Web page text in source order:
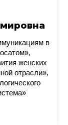
в
женских
отрасли»,